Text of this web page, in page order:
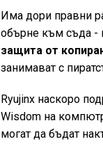
Има дори правни
обърне към съда -
защита от
занимават с
Ryujinx наскоро
Wisdom на
могат да бъдат